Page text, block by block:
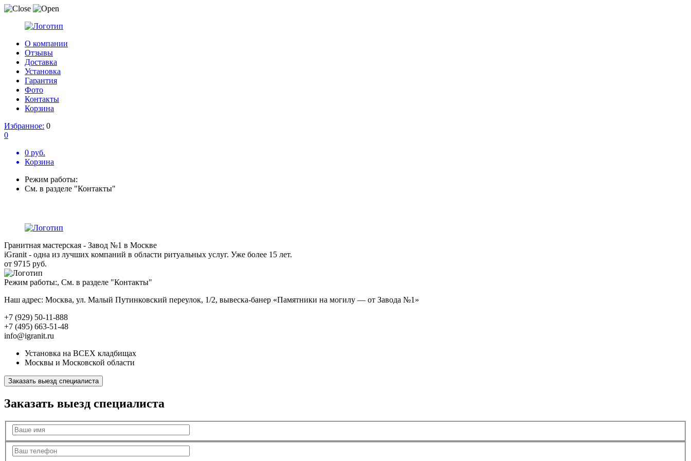
О компании
Отзывы
Доставка
Установка
Гарантия
Фото
Контакты
Корзина
Избранное: 0
0
0 руб.
Корзина
Режим работы:
См. в разделе "Контакты"
Гранитная мастерская - Завод №1 в Москве
iGranit - одна из лучших компаний в области ритуальных услуг. Уже более 15 лет.
от 9715 руб.
Режим работы:, См. в разделе "Контакты"
Наш адрес: Москва, ул. Малый Путинковский переулок, 1/2, вывеска-банер «Памятники на могилу — от Завода №1»
+7 (929) 50-11-888
+7 (495) 663-51-48
info@igranit.ru
Установка на ВСЕХ кладбищах
Москвы и Московской области
Заказать выезд специалиста
Заказать выезд специалиста